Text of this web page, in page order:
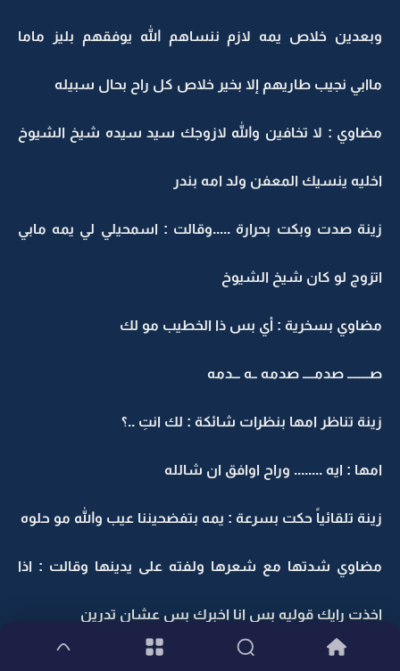
وبعدين خلاص يمه لازم ننساهم الله يوفقهم بليز ماما
ماابي نجيب طاريهم إلا بخير خلاص كل راح بحال سبيله
مضاوي : لا تخافين والله لازوجك سيد سيده شيخ الشيوخ
اخليه ينسيك المعفن ولد امه بندر
زينة صدت وبكت بحرارة .....وقالت : اسمحيلي لي يمه مابي
اتزوج لو كان شيخ الشيوخ
مضاوي بسخرية : أي بس ذا الخطيب مو لك
صــــــــ صدمــــ صدمه ــه ـــدمه
زينة تناظر امها بنظرات شائكة : لك انتِ ..؟
امها : ايه ........ وراح اوافق ان شالله
زينة تلقائياً حكت بسرعة : يمه بتفضحيننا عيب والله مو حلوه
مضاوي شدتها مع شعرها ولفته على يدينها وقالت : اذا
اخذت رايك قوليه بس انا اخبرك بس عشان تدرين